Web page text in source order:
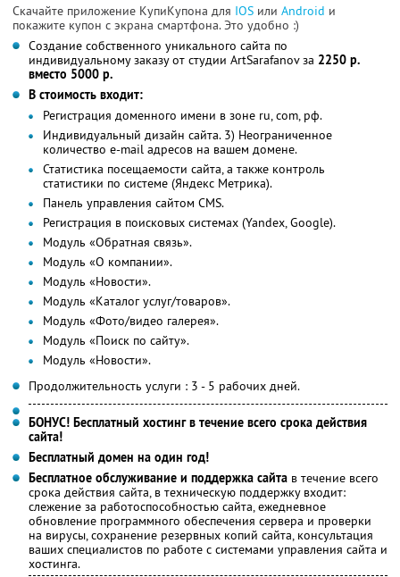
Скачайте приложение КупиКупона для IOS или Android и
покажите купон с экрана смартфона. Это удобно :)
Создание собственного уникального сайта по
индивидуальному заказу от студии ArtSarafanov за 2250 р.
вместо 5000 р.
В стоимость входит:
Регистрация доменного имени в зоне ru, com, рф.
Индивидуальный дизайн сайта. 3) Неограниченное
количество е-mail адресов на вашем домене.
Статистика посещаемости сайта, а также контроль
статистики по системе (Яндекс Метрика).
Панель управления сайтом CMS.
Регистрация в поисковых системах (Yandex, Google).
Модуль «Обратная связь».
Модуль «О компании».
Модуль «Новости».
Модуль «Каталог услуг/товаров».
Модуль «Фото/видео галерея».
Модуль «Поиск по сайту».
Модуль «Новости».
Продолжительность услуги : 3 - 5 рабочих дней.
БОНУС! Бесплатный хостинг в течение всего срока действия
сайта!
Бесплатный домен на один год!
Бесплатное обслуживание и поддержка сайта в течение всего
срока действия сайта, в техническую поддержку входит:
слежение за работоспособностью сайта, ежедневное
обновление программного обеспечения сервера и проверки
на вирусы, сохранение резервных копий сайта, консультация
ваших специалистов по работе с системами управления сайта и
хостинга.